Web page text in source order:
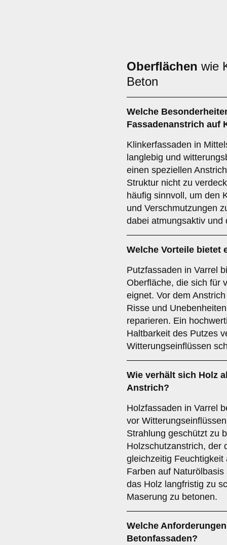
Oberflächen wie
Beton
Welche
Fassadenanstrich auf
Klinkerfassaden in
langlebig und
einen speziellen
Struktur nicht zu
häufig sinnvoll, um den
und Verschmutzungen
dabei atmungsaktiv und
Welche Vorteile bietet
Putzfassaden in Varrel
Oberfläche, die sich für
eignet. Vor dem
Risse und
reparieren. Ein
Haltbarkeit des Putzes
Witterungseinflüssen
Wie verhält sich Holz
Anstrich?
Holzfassaden in Varrel
vor
Strahlung geschützt zu
Holzschutzanstrich, der
gleichzeitig
Farben auf
das Holz langfristig zu
Maserung zu betonen.
Welche
Betonfassaden?